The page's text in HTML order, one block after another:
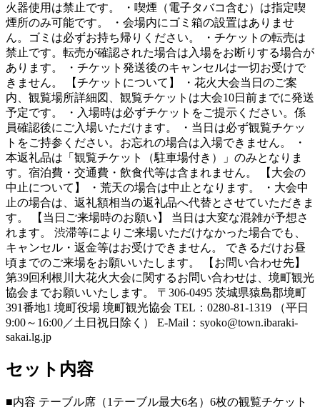
火器使用は禁止です。 ・喫煙（電子タバコ含む）は指定喫
煙所のみ可能です。 ・会場内にゴミ箱の設置はありませ
ん。ゴミは必ずお持ち帰りください。 ・チケットの転売は
禁止です。転売が確認された場合は入場をお断りする場合が
あります。 ・チケット発送後のキャンセルは一切お受けで
きません。 【チケットについて】 ・花火大会当日のご案
内、観覧場所詳細図、観覧チケットは大会10日前までに発送
予定です。 ・入場時は必ずチケットをご提示ください。係
員確認後にご入場いただけます。 ・当日は必ず観覧チケッ
トをご持参ください。お忘れの場合は入場できません。 ・
本返礼品は「観覧チケット（駐車場付き）」のみとなりま
す。宿泊費・交通費・飲食代等は含まれません。 【大会の
中止について】 ・荒天の場合は中止となります。 ・大会中
止の場合は、返礼額相当の返礼品へ代替とさせていただきま
す。 【当日ご来場時のお願い】 当日は大変な混雑が予想さ
れます。 渋滞等によりご来場いただけなかった場合でも、
キャンセル・返金等はお受けできません。 できるだけお昼
頃までのご来場をお願いいたします。 【お問い合わせ先】
第39回利根川大花火大会に関するお問い合わせは、境町観光
協会までお願いいたします。 〒306-0495 茨城県猿島郡境町
391番地1 境町役場 境町観光協会 TEL：0280-81-1319 （平日
9:00～16:00／土日祝日除く） E-Mail：syoko@town.ibaraki-
sakai.lg.jp
セット内容
■内容 テーブル席（1テーブル最大6名）6枚の観覧チケット